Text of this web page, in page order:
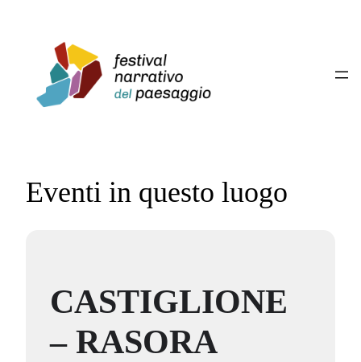
Eventi in questo luogo
CASTIGLIONE
– RASORA